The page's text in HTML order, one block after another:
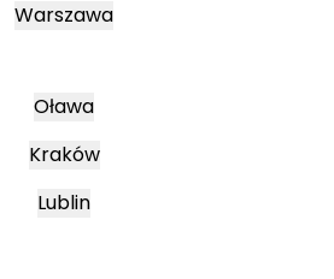
Warszawa
Oława
Kraków
Lublin